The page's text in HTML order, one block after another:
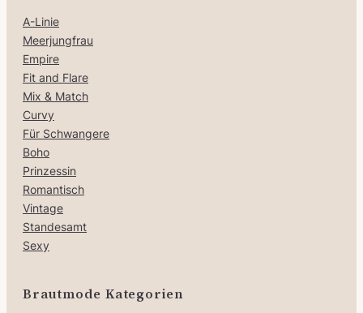
A-Linie
Meerjungfrau
Empire
Fit and Flare
Mix & Match
Curvy
Für Schwangere
Boho
Prinzessin
Romantisch
Vintage
Standesamt
Sexy
Brautmode Kategorien